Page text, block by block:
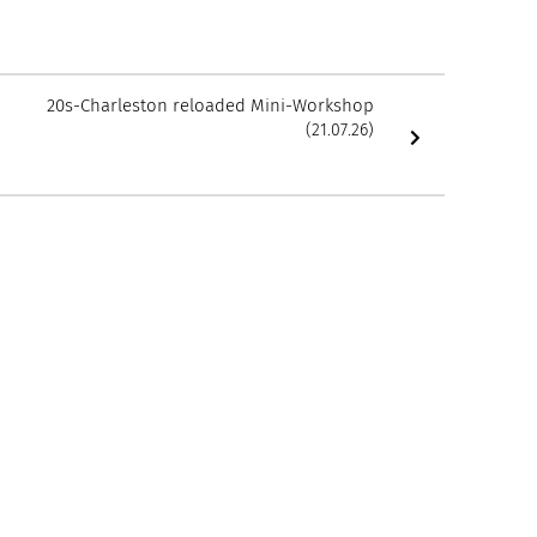
20s-Charleston reloaded Mini-Workshop
(21.07.26)